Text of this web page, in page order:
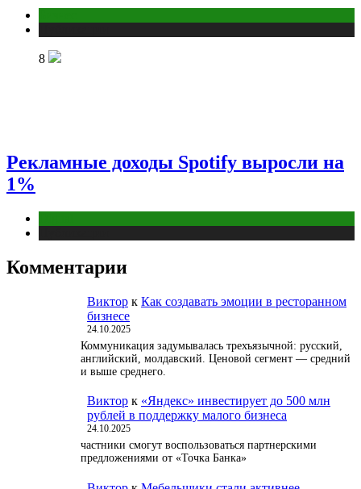
8
Рекламные доходы Spotify выросли на
1%
Комментарии
Виктор к Как создавать эмоции в ресторанном
бизнесе
24.10.2025
Коммуникация задумывалась трехъязычной: русский,
английский, молдавский. Ценовой сегмент — средний
и выше среднего.
Виктор к «Яндекс» инвестирует до 500 млн
рублей в поддержку малого бизнеса
24.10.2025
частники смогут воспользоваться партнерскими
предложениями от «Точка Банка»